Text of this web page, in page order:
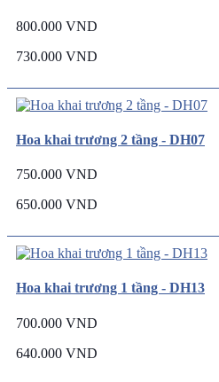
800.000 VND
730.000 VND
Hoa khai trương 2 tầng - DH07
750.000 VND
650.000 VND
Hoa khai trương 1 tầng - DH13
700.000 VND
640.000 VND